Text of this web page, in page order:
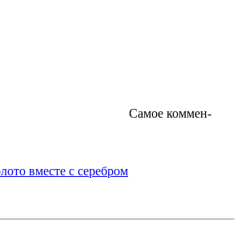
Самое коммен-
вместе с серебром